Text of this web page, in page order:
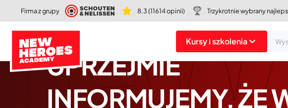
Firma z grupy 8.3 (11614 opinii) Trzykrotnie wybrany
Kursy i szkolenia
UPRZEJMIE
INFORMUJEMY, ŻE